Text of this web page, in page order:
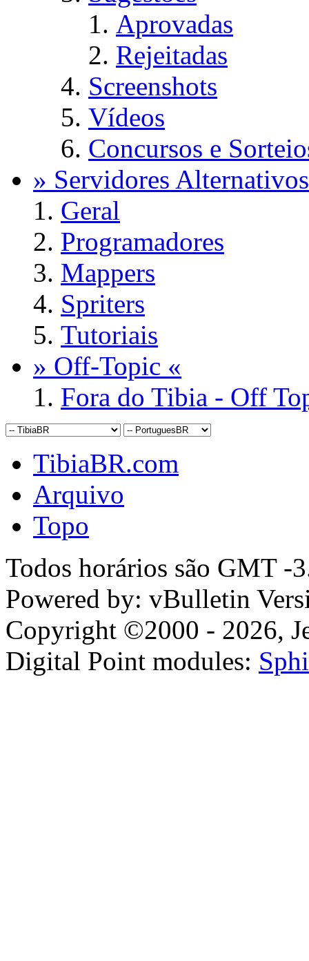
Aprovadas
Rejeitadas
Screenshots
Vídeos
Concursos e
» Servidores
Geral
Programadores
Mappers
Spriters
Tutoriais
» Off-Topic «
Fora do Tibia - Off
TibiaBR.com
Arquivo
Topo
Todos horários são GMT -
Powered by: vBulletin
Copyright ©2000 - 2026,
Digital Point modules: